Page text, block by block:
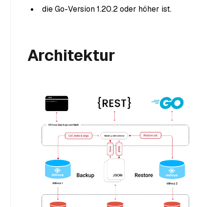
die Go-Version 1.20.2 oder höher ist.
Architektur